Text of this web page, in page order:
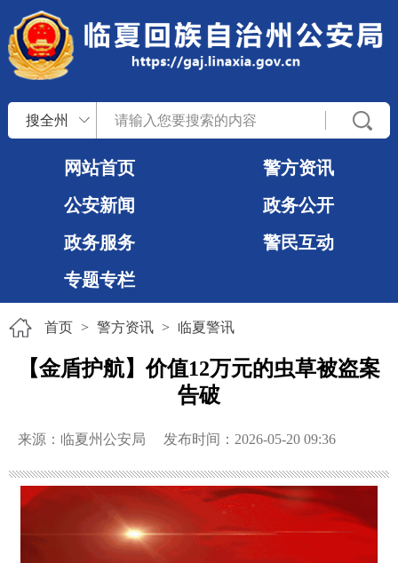
搜全州
网站首页
警方资讯
公安新闻
政务公开
政务服务
警民互动
专题专栏
首页 > 警方资讯 > 临夏警讯
【金盾护航】价值12万元的虫草被盗案
告破
来源：临夏州公安局 发布时间：2026-05-20 09:36